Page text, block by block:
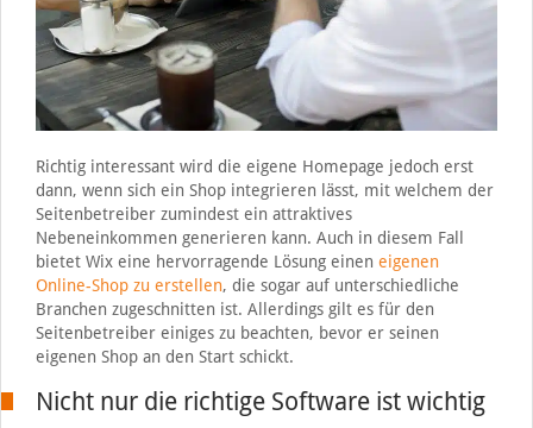
Richtig interessant wird die eigene Homepage jedoch erst
dann, wenn sich ein Shop integrieren lässt, mit welchem der
Seitenbetreiber zumindest ein attraktives
Nebeneinkommen generieren kann. Auch in diesem Fall
bietet Wix eine hervorragende Lösung einen eigenen
Online-Shop zu erstellen, die sogar auf unterschiedliche
Branchen zugeschnitten ist. Allerdings gilt es für den
Seitenbetreiber einiges zu beachten, bevor er seinen
eigenen Shop an den Start schickt.
Nicht nur die richtige Software ist wichtig